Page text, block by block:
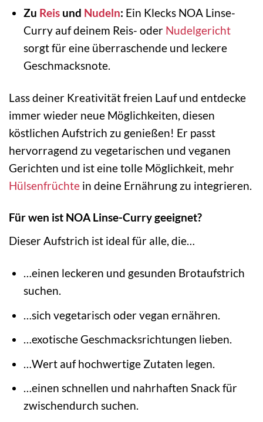
Zu Reisund Nudeln: Ein Klecks NOA Linse-
Curry auf deinem Reis- oder Nudelgericht
sorgt für eine überraschende und leckere
Geschmacksnote.
Lass deiner Kreativität freien Lauf und entdecke
immer wieder neue Möglichkeiten, diesen
köstlichen Aufstrich zu genießen! Er passt
hervorragend zu vegetarischen und veganen
Gerichten und ist eine tolle Möglichkeit, mehr
Hülsenfrüchte in deine Ernährung zu integrieren.
Für wen ist NOA Linse-Curry geeignet?
Dieser Aufstrich ist ideal für alle, die…
…einen leckeren und gesunden Brotaufstrich
suchen.
…sich vegetarisch oder vegan ernähren.
…exotische Geschmacksrichtungen lieben.
…Wert auf hochwertige Zutaten legen.
…einen schnellen und nahrhaften Snack für
zwischendurch suchen.